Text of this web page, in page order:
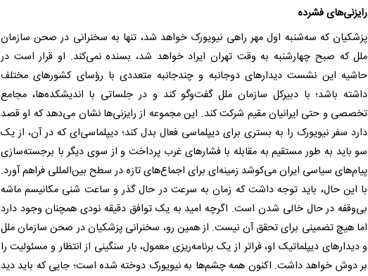
رایزنی‌های فشرده
پزشکیان که سه‌شنبه اول مهر راهی نیویورک خواهد شد، تنها به سخنرانی در صحن سازمان
ملل که صبح چهارشنبه به وقت تهران ایراد خواهد شد، بسنده نمی‌کند. او قرار است در
حاشیه این نشست دیدارهای دوجانبه و چندجانبه متعددی با رؤسای کشورهای مختلف
داشته باشد؛ با دبیرکل سازمان ملل گفت‌وگو کند و در جلساتی با اندیشکده‌ها، مجامع
تخصصی و حتی ایرانیان مقیم شرکت کند. این مجموعه از رایزنی‌ها نشان می‌دهد که او قصد
دارد سفر نیویورک را به بستری برای دیپلماسی فعال بدل کند؛ دیپلماسی‌ای که در آن، از یک
سو باید به ‌طور مستقیم به مقابله با فشارهای غرب پرداخت و از سوی دیگر با برجسته‌سازی
پیام‌های سیاسی ایران می‌کوشد زمینه‌ای برای اجماع‌‌های تازه در سطح بین‌المللی فراهم آورد.
با این حال، باید توجه داشت که زمان به سرعت در حال گذر و ساعت شنی مکانیسم ماشه
بی‌وقفه در حال خالی شدن است. اگرچه امید به یک توافق دقیقه نودی همچنان وجود دارد
اما هیچ تضمینی برای تحقق آن نیست. از همین رو، سخنرانی پزشکیان در صحن سازمان ملل
و دیدارهای دیپلماتیک او، فراتر از یک برنامه‌ریزی معمول، بار سنگینی از انتظار و مسئولیت را
بر دوش خواهد داشت. اکنون همه چشم‌ها به نیویورک دوخته شده است؛ جایی که باید دید